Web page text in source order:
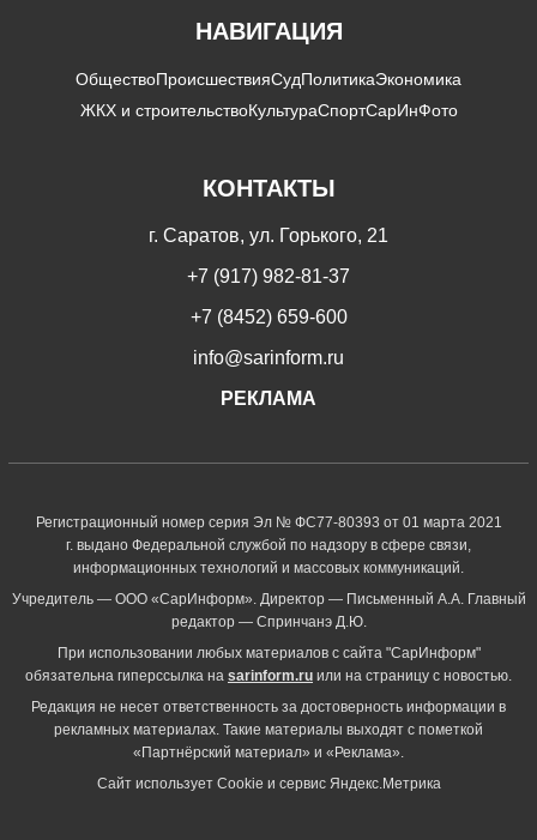
НАВИГАЦИЯ
ОбществоПроисшествияСудПолитикаЭкономика
ЖКХ и строительствоКультураСпортСарИнФото
КОНТАКТЫ
г. Саратов, ул. Горького, 21
+7 (917) 982-81-37
+7 (8452) 659-600
info@sarinform.ru
РЕКЛАМА
Регистрационный номер серия Эл № ФС77-80393 от 01 марта 2021
г. выдано Федеральной службой по надзору в сфере связи,
информационных технологий и массовых коммуникаций.
Учредитель — ООО «СарИнформ». Директор — Письменный А.А. Главный
редактор — Спринчанэ Д.Ю.
При использовании любых материалов с сайта "СарИнформ"
обязательна гиперссылка на sarinform.ru или на страницу с новостью.
Редакция не несет ответственность за достоверность информации в
рекламных материалах. Такие материалы выходят с пометкой
«Партнёрский материал» и «Реклама».
Сайт использует Cookie и сервиc Яндекс.Метрика